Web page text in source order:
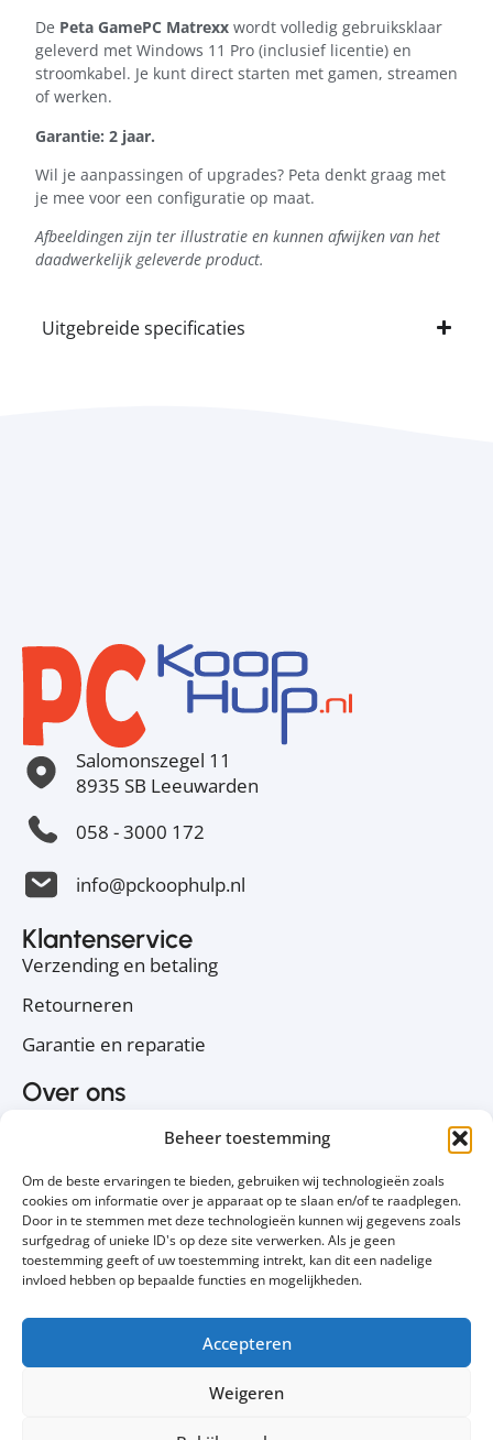
Beheer toestemming
Om de beste ervaringen te bieden, gebruiken wij technologieën zoals
cookies om informatie over je apparaat op te slaan en/of te raadplegen.
Door in te stemmen met deze technologieën kunnen wij gegevens zoals
surfgedrag of unieke ID's op deze site verwerken. Als je geen
toestemming geeft of uw toestemming intrekt, kan dit een nadelige
invloed hebben op bepaalde functies en mogelijkheden.
Accepteren
Weigeren
De Peta GamePC Matrexx wordt volledig gebruiksklaar
geleverd met Windows 11 Pro (inclusief licentie) en
stroomkabel. Je kunt direct starten met gamen, streamen
of werken.
Garantie: 2 jaar.
Wil je aanpassingen of upgrades? Peta denkt graag met
je mee voor een configuratie op maat.
Afbeeldingen zijn ter illustratie en kunnen afwijken van het
daadwerkelijk geleverde product.
Uitgebreide specificaties
Salomonszegel 11
8935 SB Leeuwarden
058 - 3000 172
info@pckoophulp.nl
Klantenservice
Verzending en betaling
Retourneren
Garantie en reparatie
Over ons
Cookiebeleid
Contact
Volg ons